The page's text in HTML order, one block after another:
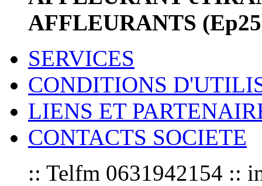
AFFLEURANTS
SERVICES
CONDITIONS
LIENS ET
CONTACTS SOCIETE
:: Telfm 0631942154 ::